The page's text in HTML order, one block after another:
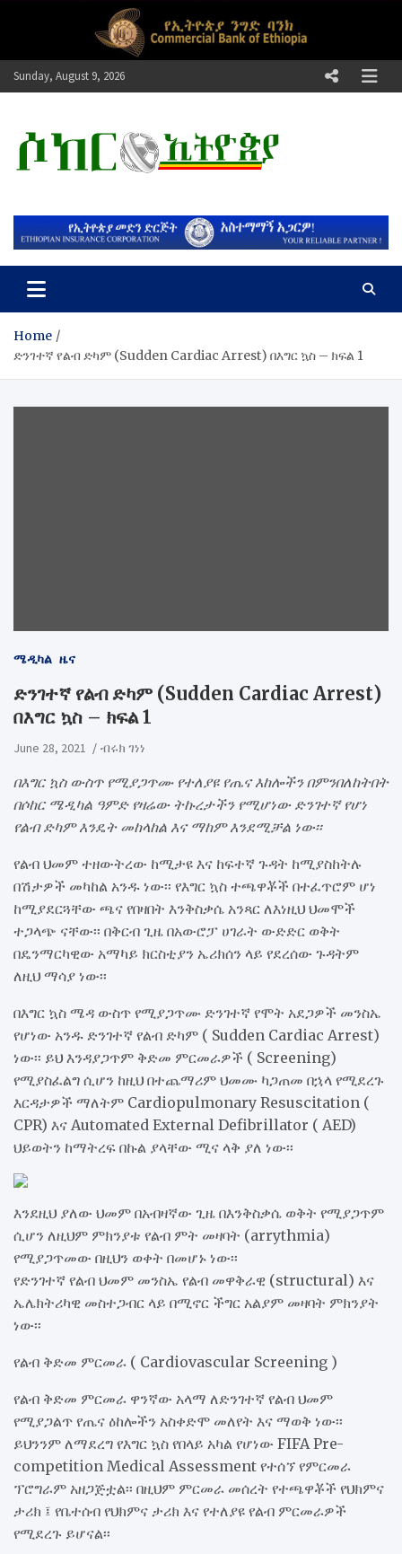
Sunday, August 9, 2026
ሶከር ኢትዮጵያ
Home
ድንገተኛ የልብ ድካም (Sudden Cardiac Arrest) በእግር ኳስ – ክፍል 1
ሜዲካል ዜና
ድንገተኛ የልብ ድካም (Sudden Cardiac Arrest)
በእግር ኳስ – ክፍል 1
June 28, 2021 ብሩክ ገነነ
በእግር ኳስ ውስጥ የሚያጋጥሙ የተለያዩ የጤና እከሎችን በምንበለከትበት
በሶከር ሜዲካል ዓምድ የዛሬው ትኩረታችን የሚሆነው ድንገተኛ የሆነ
የልብ ድካም እንዴት መከላከል እና ማከም እንደሚቻል ነው፡፡
የልብ ህመም ተዘውትረው ከሚታዩ እና ከፍተኛ ጉዳት ከሚያስከትሉ
በሽታዎች መካከል አንዱ ነው፡፡ የእግር ኳስ ተጫዋቾች በተፈጥሮም ሆነ
ከሚያደርጓቸው ጫና የበዛበት እንቅስቃሴ አንጻር ለእነዚህ ህመሞች
ተጋላጭ ናቸው፡፡ በቅርብ ጊዜ በአውሮፓ ሀገራት ውድድር ወቅት
በዴንማርካዊው አማካይ ክርስቲያን ኤሪክሰን ላይ የደረሰው ጉዳትም
ለዚህ ማሳያ ነው፡፡
በእግር ኳስ ሜዳ ውስጥ የሚያጋጥሙ ድንገተኛ የሞት አደጋዎች መንስኤ
የሆነው አንዱ ድንገተኛ የልብ ድካም ( Sudden Cardiac Arrest)
ነው፡፡ ይህ እንዳያጋጥም ቅድመ ምርመራዎች ( Screening)
የሚያስፈልግ ሲሆን ከዚህ በተጨማሪም ህመሙ ካጋጠመ በኋላ የሚደረጉ
እርዳታዎች ማለትም Cardiopulmonary Resuscitation (
CPR) እና Automated External Defibrillator ( AED)
ህይወትን ከማትረፍ በኩል ያላቸው ሚና ላቅ ያለ ነው፡፡
እንደዚህ ያለው ህመም በአብዛኛው ጊዜ በእንቅስቃሴ ወቅት የሚያጋጥም
ሲሆን ለዚህም ምክንያቱ የልብ ምት መዛባት (arrythmia)
የሚያጋጥመው በዚህን ወቀት በመሆኑ ነው፡፡
የድንገተኛ የልብ ህመም መንስኤ የልብ መዋቅራዊ (structural) እና
ኤሌክትሪካዊ መስተጋብር ላይ በሚኖር ችግር አልያም መዛባት ምክንያት
ነው፡፡
የልብ ቅድመ ምርመራ ( Cardiovascular Screening )
የልብ ቅድመ ምርመራ ዋንኛው አላማ ለድንገተኛ የልብ ህመም
የሚያጋልጥ የጤና ዕከሎችን አስቀድሞ መለየት እና ማወቅ ነው፡፡
ይህንንም ለማደረግ የእግር ኳስ የበላይ አካል የሆነው FIFA Pre-
competition Medical Assessment የተሰኘ የምርመራ
ፕሮግራም አዘጋጅቷል፡፡ በዚህም ምርመራ መሰረት የተጫዋቾች የህክምና
ታሪክ ፤ የቤተሰብ የህክምና ታሪክ እና የተለያዩ የልብ ምርመራዎች
የሚደረጉ ይሆናል፡፡